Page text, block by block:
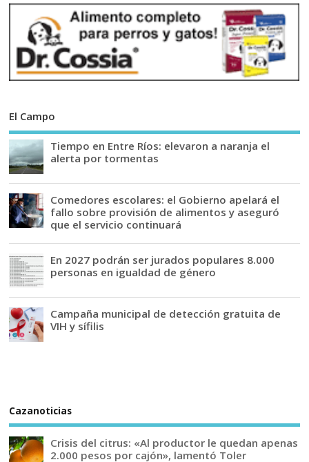
El Campo
Tiempo en Entre Ríos: elevaron a naranja el
alerta por tormentas
Comedores escolares: el Gobierno apelará el
fallo sobre provisión de alimentos y aseguró
que el servicio continuará
En 2027 podrán ser jurados populares 8.000
personas en igualdad de género
Campaña municipal de detección gratuita de
VIH y sífilis
Cazanoticias
Crisis del citrus: «Al productor le quedan apenas
2.000 pesos por cajón», lamentó Toler